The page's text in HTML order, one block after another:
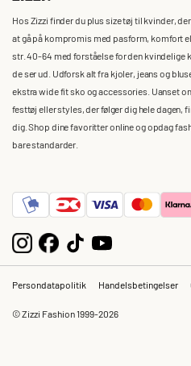
Hos Zizzi finder du plus size tøj til kvinder,
at gå på kompromis med pasform, komfort
str. 40-64 med forståelse for den kvindelige
de ser ud. Udforsk alt fra kjoler, jeans og
ekstra wide fit sko og accessories. Uanset
festtøj eller styles, der følger dig hele dagen,
dig. Shop dine favoritter online og opdag
bare standarder.
Persondatapolitik Handelsbetingelser
© Zizzi Fashion 1999-2026